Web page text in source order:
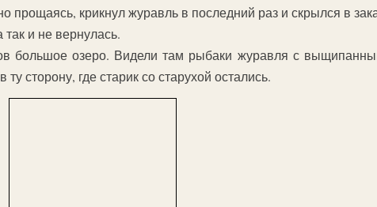
прощаясь, крикнул журавль в последний раз и скрылся в
и не вернулась.
большое озеро. Видели там рыбаки журавля с
сторону, где старик со старухой остались.